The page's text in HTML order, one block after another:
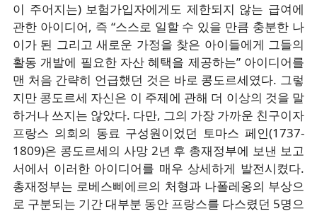
이 주어지는) 보험가입자에게도 제한되지 않는 급여에
관한 아이디어, 즉 “스스로 일할 수 있을 만큼 충분한 나
이가 된 그리고 새로운 가정을 찾은 아이들에게 그들의
활동 개발에 필요한 자산 혜택을 제공하는” 아이디어를
맨 처음 간략히 언급했던 것은 바로 콩도르세였다. 그렇
지만 콩도르세 자신은 이 주제에 관해 더 이상의 것을 말
하거나 쓰지는 않았다. 다만, 그의 가장 가까운 친구이자
프랑스 의회의 동료 구성원이었던 토마스 페인(1737-
1809)은 콩도르세의 사망 2년 후 총재정부에 보낸 보고
서에서 이러한 아이디어를 매우 상세하게 발전시켰다.
총재정부는 로베스삐에르의 처형과 나폴레옹의 부상으
로 구분되는 기간 대부분 동안 프랑스를 다스렸던 5명으